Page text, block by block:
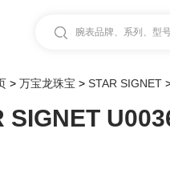
腕表品牌、系列、型
> 万宝龙珠宝 > STAR SIGNET
SIGNET